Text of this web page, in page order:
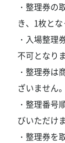
・整理券の
き、1枚とな
・入場整理
不可となり
・整理券は
ざいません。
・整理番号
びいただけ
・整理券を